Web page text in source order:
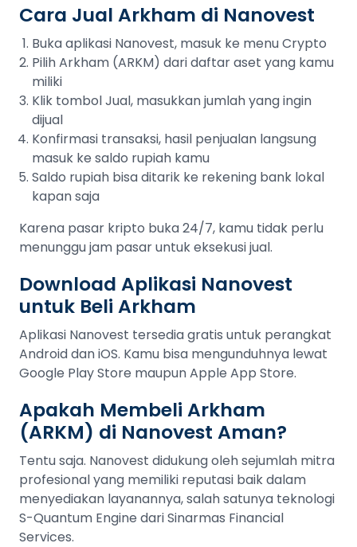
Cara Jual Arkham di Nanovest
Buka aplikasi Nanovest, masuk ke menu Crypto
Pilih Arkham (ARKM) dari daftar aset yang kamu
miliki
Klik tombol Jual, masukkan jumlah yang ingin
dijual
Konfirmasi transaksi, hasil penjualan langsung
masuk ke saldo rupiah kamu
Saldo rupiah bisa ditarik ke rekening bank lokal
kapan saja
Karena pasar kripto buka 24/7, kamu tidak perlu
menunggu jam pasar untuk eksekusi jual.
Download Aplikasi Nanovest
untuk Beli Arkham
Aplikasi Nanovest tersedia gratis untuk perangkat
Android dan iOS. Kamu bisa mengunduhnya lewat
Google Play Store maupun Apple App Store.
Apakah Membeli Arkham
(ARKM) di Nanovest Aman?
Tentu saja. Nanovest didukung oleh sejumlah mitra
profesional yang memiliki reputasi baik dalam
menyediakan layanannya, salah satunya teknologi
S-Quantum Engine dari Sinarmas Financial
Services.